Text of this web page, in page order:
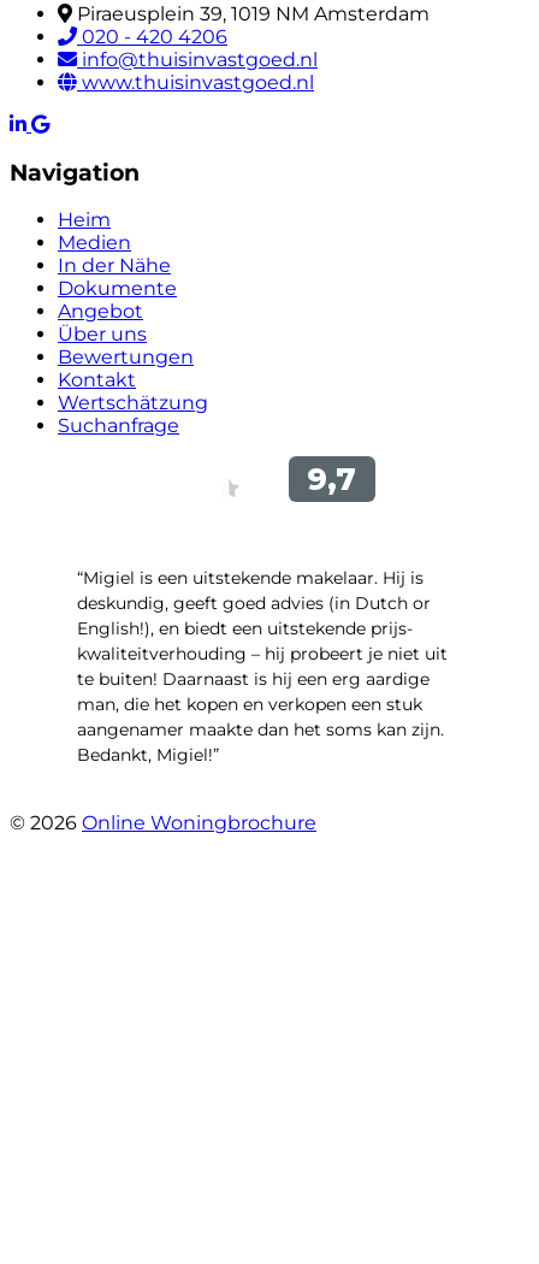
Piraeusplein 39, 1019 NM Amsterdam
020 - 420 4206
info@thuisinvastgoed.nl
www.thuisinvastgoed.nl
Navigation
Heim
Medien
In der Nähe
Dokumente
Angebot
Über uns
Bewertungen
Kontakt
Wertschätzung
Suchanfrage
“Migiel is een uitstekende makelaar. Hij is
deskundig, geeft goed advies (in Dutch or
English!), en biedt een uitstekende prijs-
kwaliteitverhouding – hij probeert je niet uit
te buiten! Daarnaast is hij een erg aardige
man, die het kopen en verkopen een stuk
aangenamer maakte dan het soms kan zijn.
Bedankt, Migiel!”
© 2026 Online Woningbrochure